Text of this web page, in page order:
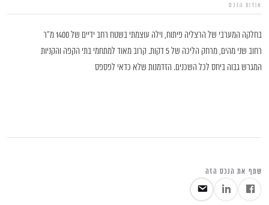
אודות הנכס
בחלקה המערבי של הרצליה פיתוח, וילה עוצמתי בשטח רחב ידיים של 1400 מ״ר
רחוב שני מהים, מרחק הליכה של 5 דקות. קרוב מאוד למתחמי בתי הקפה והקניות
המגרש גבוה ביחס לכל השכנים. הזדמנות שלא כדאי לפספס
שתף את הנכס הזה